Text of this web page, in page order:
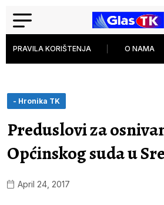
PRAVILA KORIŠTENJA O NAMA
- Hronika TK
Preduslovi za
Općinskog suda u
April 24, 2017